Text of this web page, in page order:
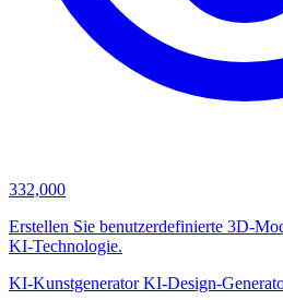
332,000
Erstellen Sie benutzerdefinierte 3D-
KI-Technologie.
KI-KunstgeneratorKI-Design-